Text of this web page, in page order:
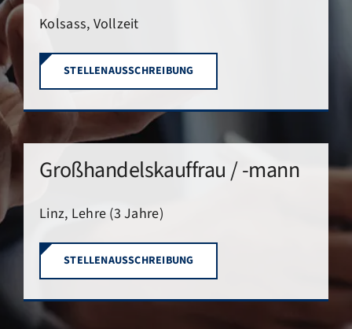
Kolsass, Vollzeit
STELLENAUSSCHREIBUNG
Großhandelskauffrau / -mann
Linz, Lehre (3 Jahre)
STELLENAUSSCHREIBUNG